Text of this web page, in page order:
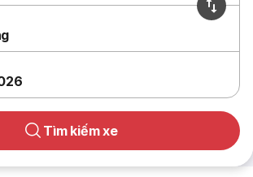
Tìm kiếm xe